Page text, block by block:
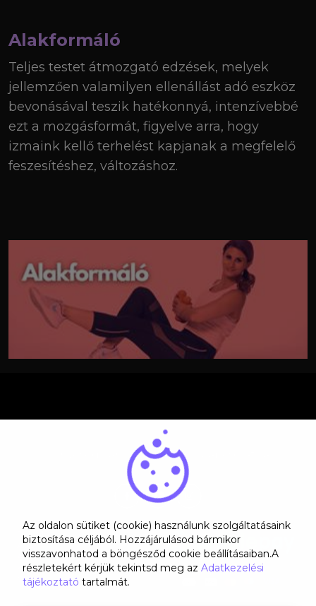
Az oldalon sütiket (cookie) használunk szolgáltatásaink
biztosítása céljából. Hozzájárulásod bármikor
visszavonhatod a böngésződ cookie beállításaiban.A
részletekért kérjük tekintsd meg az Adatkezelési
tájékoztató tartalmát.
Alakformáló
Teljes testet átmozgató edzések, melyek
jellemzően valamilyen ellenállást adó eszköz
bevonásával teszik hatékonnyá, intenzívebbé
ezt a mozgásformát, figyelve arra, hogy
izmaink kellő terhelést kapjanak a megfelelő
feszesítéshez, változáshoz.
Kérdésed van? Lépj velünk kapcsolatba!
Rólunk
ÁSZF
Adatkezelési tájékoztató
Kapcsolat
GYIK